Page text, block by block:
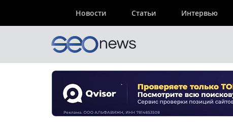
Новости Статьи Интервью